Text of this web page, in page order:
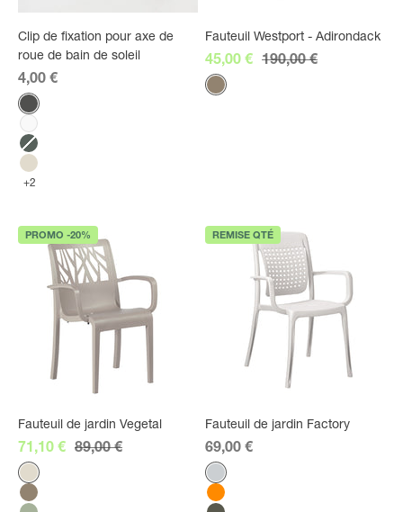
Clip de fixation pour axe de
roue de bain de soleil
Prix de vente
4,00 €
Couleur
Anthracite
Blanc
Vert amazonie
Lin
+2
Fauteuil Westport - Adirondack
Prix de vente
45,00 € Prix normal
190,00 €
Couleur
Taupe
PROMO -20%
Fauteuil de jardin Vegetal
Prix de vente
71,10 € Prix normal
89,00 €
Couleur
Lin
Taupe
REMISE QTÉ
Fauteuil de jardin Factory
Prix de vente
69,00 €
Couleur
Gris Platinium
Orange